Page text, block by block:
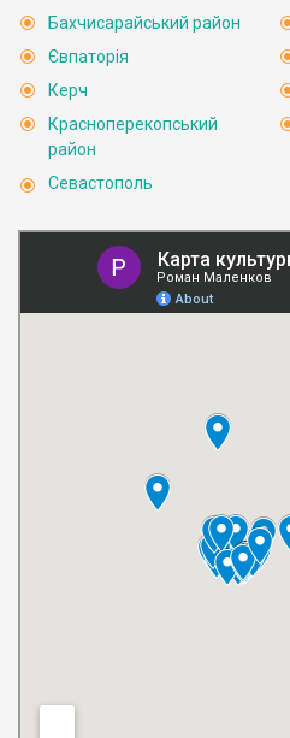
Бахчисарайський район
Євпаторія
Керч
Красноперекопський
район
Севастополь